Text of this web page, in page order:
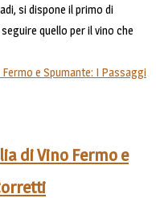
si dispone il primo di
quello per il vino che
di Vino Fermo e